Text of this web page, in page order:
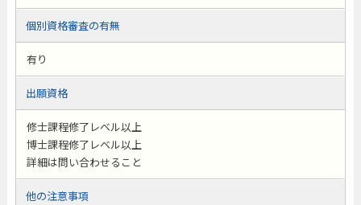
個別資格審査の有無
有り
出願資格
修士課程修了レベル以上
博士課程修了レベル以上
詳細は問い合わせること
他の注意事項